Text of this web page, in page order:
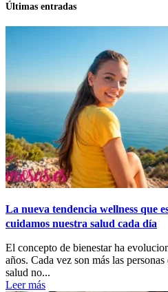
Últimas entradas
La nueva tendencia wellness que
cuidamos nuestra salud cada día
El concepto de bienestar ha
años. Cada vez son más las
salud no...
Leer más